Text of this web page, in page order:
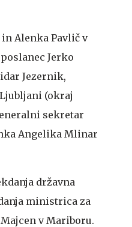
Alenka Pavlič v
Jerko
Jezernik,
(okraj
sekretar
Angelika Mlinar
državna
ministrica za
v Mariboru.